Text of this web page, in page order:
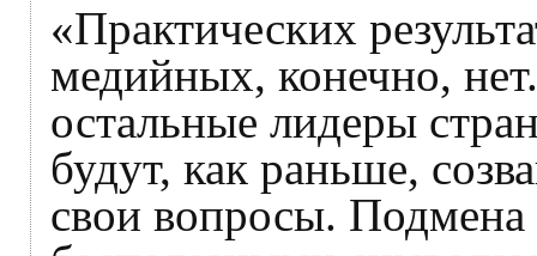
«Практических
медийных, конечно,
остальные лидеры
будут, как раньше,
свои вопросы.